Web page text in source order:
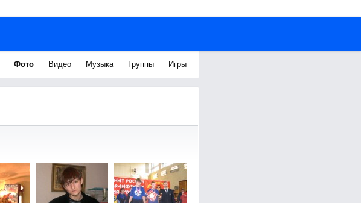
Фото Видео Музыка Группы Игры